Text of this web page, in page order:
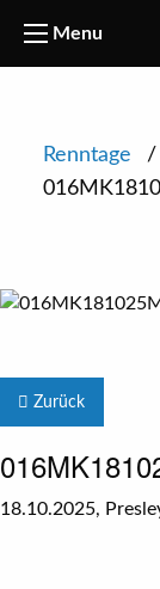
Menu
Renntage
Zurück
18.10.2025,